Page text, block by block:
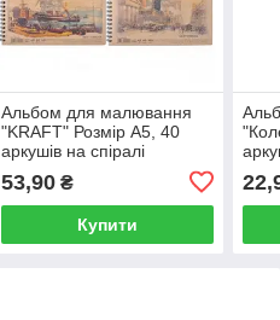
Альбом для малювання
"KRAFT" Розмір А5, 40
аркушів на спіралі
53,90₴
Купити